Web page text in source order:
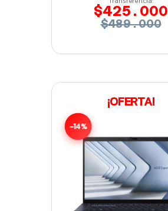
$425.000
$489.000
¡OFERTA!
-14%